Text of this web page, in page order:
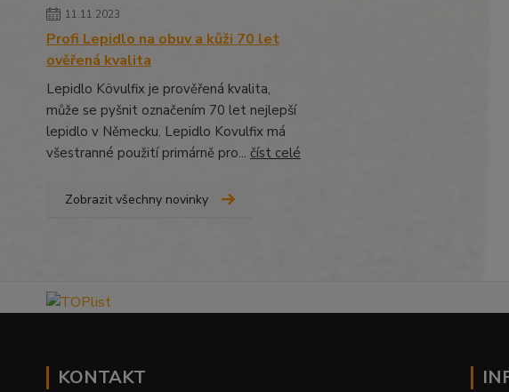
11.11.2023
Profi Lepidlo na obuv a kůži 70 let
ověřená kvalita
Lepidlo Kövulfix je prověřená kvalita,
může se pyšnit označením 70 let nejlepší
lepidlo v Německu. Lepidlo Kovulfix má
všestranné použití primárně pro... číst celé
Zobrazit všechny novinky
KONTAKT